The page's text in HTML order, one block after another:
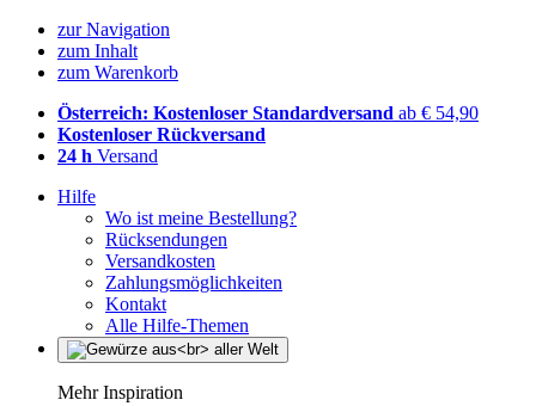
zur Navigation
zum Inhalt
zum Warenkorb
Österreich: Kostenloser Standardversand ab € 54,90
Kostenloser Rückversand
24 h Versand
Hilfe
Wo ist meine Bestellung?
Rücksendungen
Versandkosten
Zahlungsmöglichkeiten
Kontakt
Alle Hilfe-Themen
Mehr Inspiration